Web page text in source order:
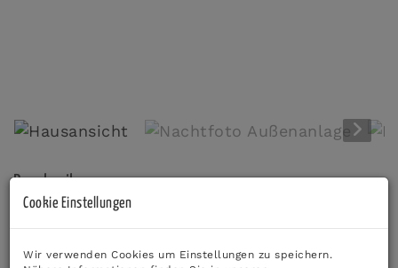
Beschreibung
Stellen Sie sich vor: Einmajestätisches Blockhaus
Aussicht– und das absolute Highlight:zwei
Cookie Einstellungen
Wir verwenden Cookies um Einstellungen zu speichern.